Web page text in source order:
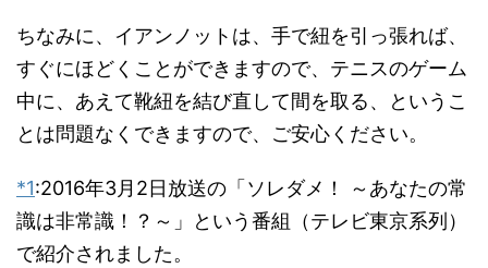
ちなみに、イアンノットは、手で紐を引っ張れば、
すぐにほどくことができますので、テニスのゲーム
中に、あえて靴紐を結び直して間を取る、というこ
とは問題なくできますので、ご安心ください。
*1:2016年3月2日放送の「ソレダメ！ ～あなたの常
識は非常識！？～」という番組（テレビ東京系列）
で紹介されました。